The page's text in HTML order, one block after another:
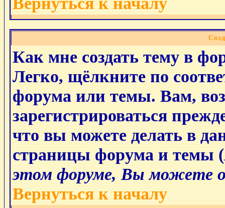
Как мне создать тему в
Легко, щёлкните по
форума или темы. Вам,
зарегистрироваться
что вы можете делать в
страницы форума и темы (
этом форуме, Вы можете
Вернуться к началу